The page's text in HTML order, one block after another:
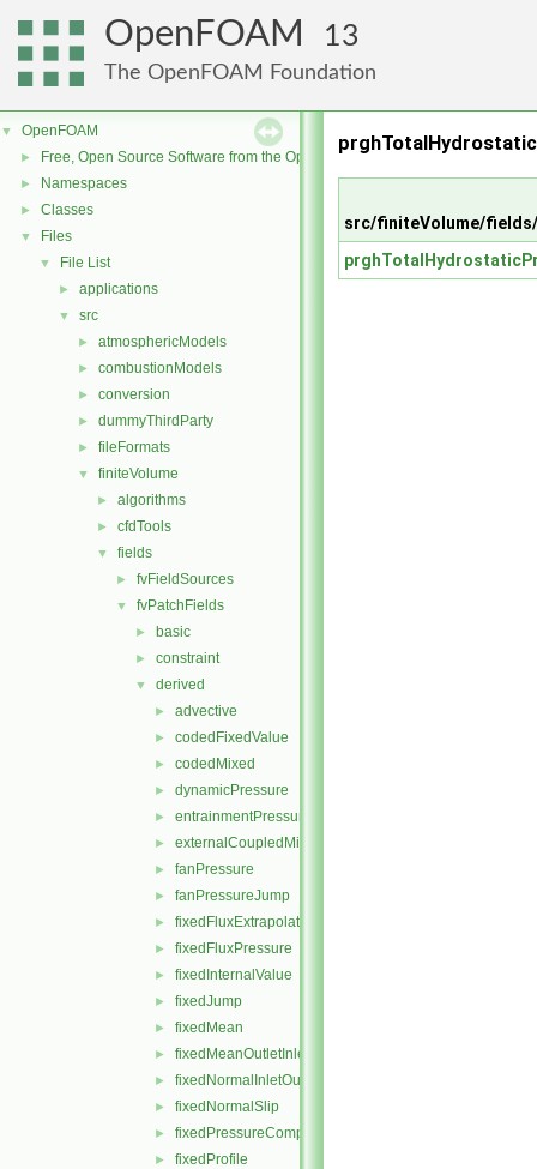
OpenFOAM 13
The OpenFOAM Foundation
▼ OpenFOAM
► Free, Open Source Software from the OpenFOAM Foundation
► Namespaces
► Classes
▼ Files
▼ File List
► applications
▼ src
► atmosphericModels
► combustionModels
► conversion
► dummyThirdParty
► fileFormats
▼ finiteVolume
► algorithms
► cfdTools
▼ fields
► fvFieldSources
▼ fvPatchFields
► basic
► constraint
▼ derived
► advective
► codedFixedValue
► codedMixed
► dynamicPressure
► entrainmentPressure
► externalCoupledMixed
► fanPressure
► fanPressureJump
► fixedFluxExtrapolatedPressure
► fixedFluxPressure
► fixedInternalValue
► fixedJump
► fixedMean
► fixedMeanOutletInlet
► fixedNormalInletOutletVelocity
► fixedNormalSlip
► fixedPressureCompressibleDensity
► fixedProfile
src/finiteVolume/